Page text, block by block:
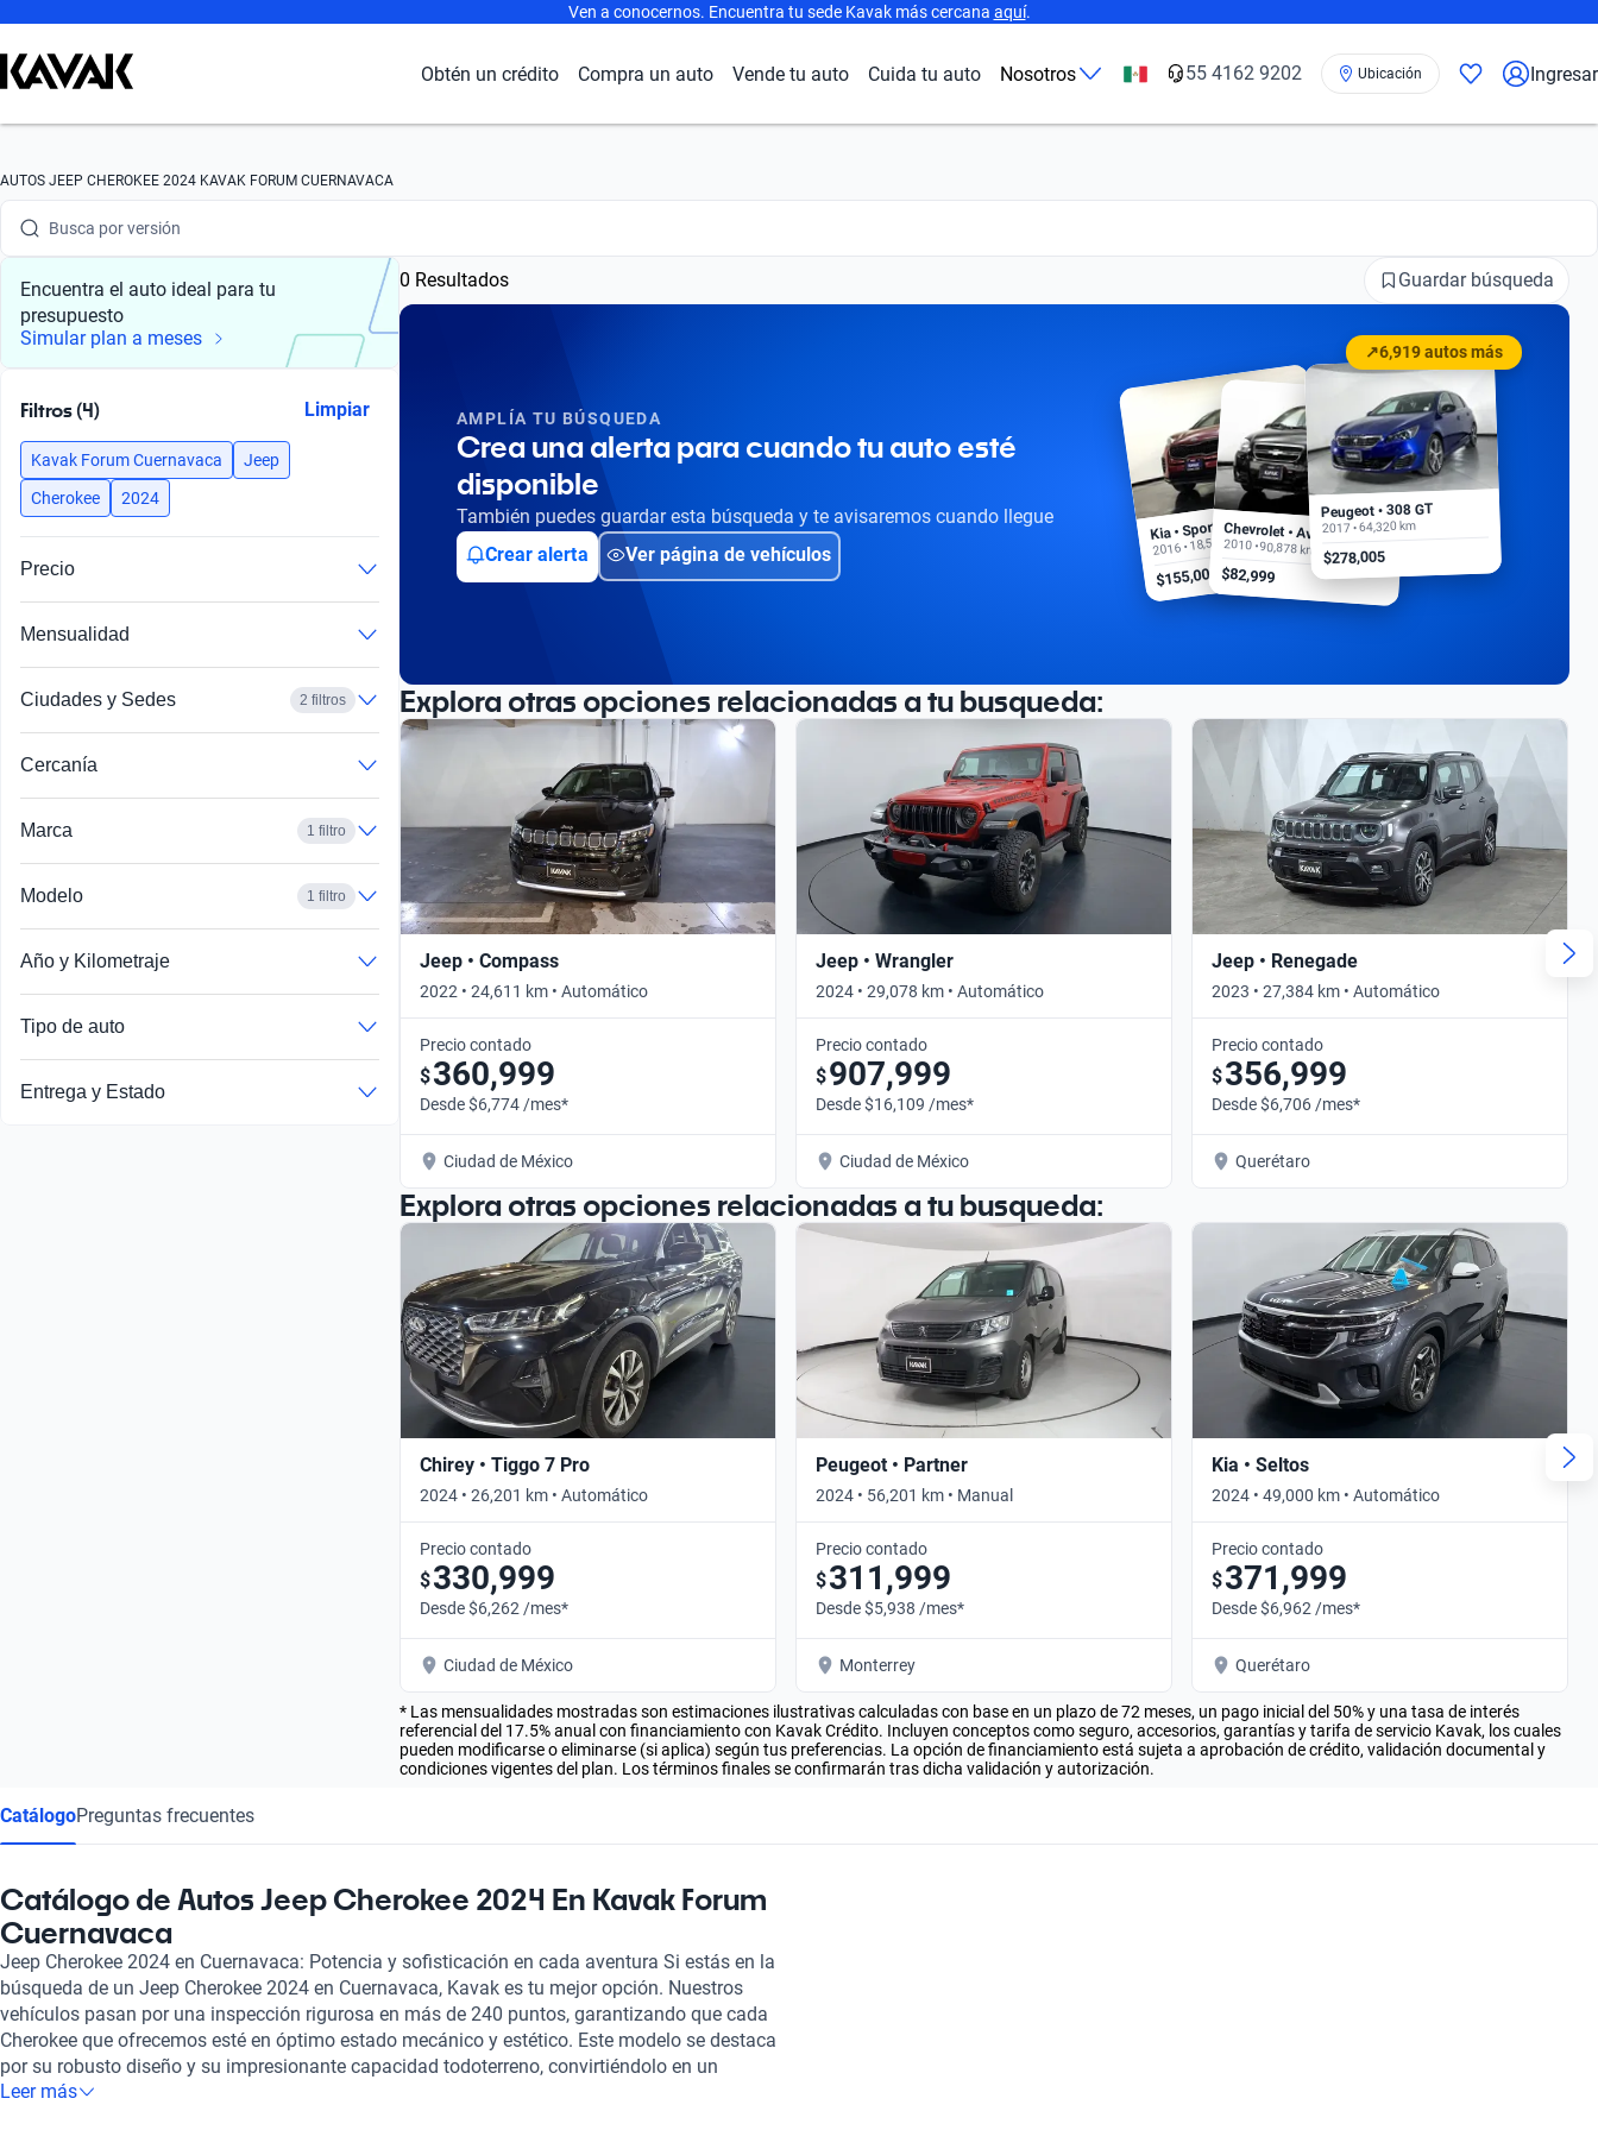
Ven a conocernos. Encuentra tu sede Kavak más cercana aquí.
Obtén un crédito Compra un auto Vende tu auto Cuida tu auto Nosotros 55 4162 9202 Ubicación Ingresar
AUTOS JEEP CHEROKEE 2024 KAVAK FORUM CUERNAVACA
Busca por marca
Busca por modelo
Busca por versión
Busca por año
Busca por marca
Busca por modelo
Busca por año
Encuentra el auto ideal para tu
presupuesto
Simular plan a meses
Filtros (4) Limpiar
Kavak Forum Cuernavaca
Jeep
Cherokee
2024
Precio
Mensualidad
Ciudades y Sedes 2 filtros
Cercanía
Marca 1 filtro
Modelo 1 filtro
Año y Kilometraje
Tipo de auto
Entrega y Estado
0 Resultados Guardar búsqueda
AMPLÍA TU BÚSQUEDA
Crea una alerta para cuando tu auto esté
disponible
También puedes guardar esta búsqueda y te avisaremos cuando llegue
Crear alerta
Ver página de vehículos
↗6,919 autos más
Kia • Sportage EX
2016 • 18,500 km
$155,000
Chevrolet • Aveo
2010 • 90,878 km
$82,999
Peugeot • 308 GT
2017 • 64,320 km
$278,005
Explora otras opciones relacionadas a tu busqueda:
Jeep • Compass
2022 • 24,611 km • Automático
Precio contado
$360,999
Desde $6,774 /mes*
Ciudad de México
Jeep • Wrangler
2024 • 29,078 km • Automático
Precio contado
$907,999
Desde $16,109 /mes*
Ciudad de México
Jeep • Renegade
2023 • 27,384 km • Automático
Precio contado
$356,999
Desde $6,706 /mes*
Querétaro
Explora otras opciones relacionadas a tu busqueda:
Chirey • Tiggo 7 Pro
2024 • 26,201 km • Automático
Precio contado
$330,999
Desde $6,262 /mes*
Ciudad de México
Peugeot • Partner
2024 • 56,201 km • Manual
Precio contado
$311,999
Desde $5,938 /mes*
Monterrey
Kia • Seltos
2024 • 49,000 km • Automático
Precio contado
$371,999
Desde $6,962 /mes*
Querétaro
* Las mensualidades mostradas son estimaciones ilustrativas calculadas con base en un plazo de 72 meses, un pago inicial del 50% y una tasa de interés
referencial del 17.5% anual con financiamiento con Kavak Crédito. Incluyen conceptos como seguro, accesorios, garantías y tarifa de servicio Kavak, los cuales
pueden modificarse o eliminarse (si aplica) según tus preferencias. La opción de financiamiento está sujeta a aprobación de crédito, validación documental y
condiciones vigentes del plan. Los términos finales se confirmarán tras dicha validación y autorización.
CatálogoPreguntas frecuentes
Catálogo de Autos Jeep Cherokee 2024 En Kavak Forum
Cuernavaca
Jeep Cherokee 2024 en Cuernavaca: Potencia y sofisticación en cada aventura Si estás en la
búsqueda de un Jeep Cherokee 2024 en Cuernavaca, Kavak es tu mejor opción. Nuestros
vehículos pasan por una inspección rigurosa en más de 240 puntos, garantizando que cada
Cherokee que ofrecemos esté en óptimo estado mecánico y estético. Este modelo se destaca
por su robusto diseño y su impresionante capacidad todoterreno, convirtiéndolo en un
compañero ideal para quienes desean explorar tanto la ciudad como terrenos más desafiantes.
Leer más